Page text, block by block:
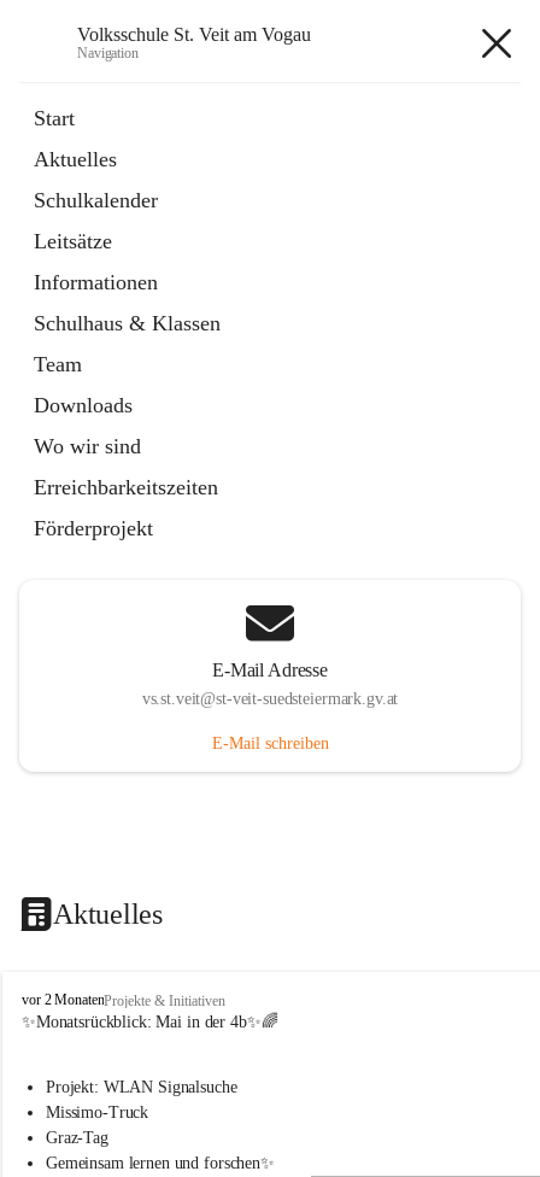
Volksschule St. Veit am Vogau
Navigation
Start
Aktuelles
Schulkalender
Leitsätze
Informationen
Schulhaus & Klassen
Team
Downloads
Wo wir sind
Erreichbarkeitszeiten
Förderprojekt
E-Mail Adresse
vs.st.veit@st-veit-suedsteiermark.gv.at
E-Mail schreiben
Aktuelles
V
o
s
s
c
vor 2 MonatenProjekte & Initiativen
✨Monatsrückblick: Mai in der 4b✨🌈
Projekt: WLAN Signalsuche
Missimo-Truck
Graz-Tag
Gemeinsam lernen und forschen✨